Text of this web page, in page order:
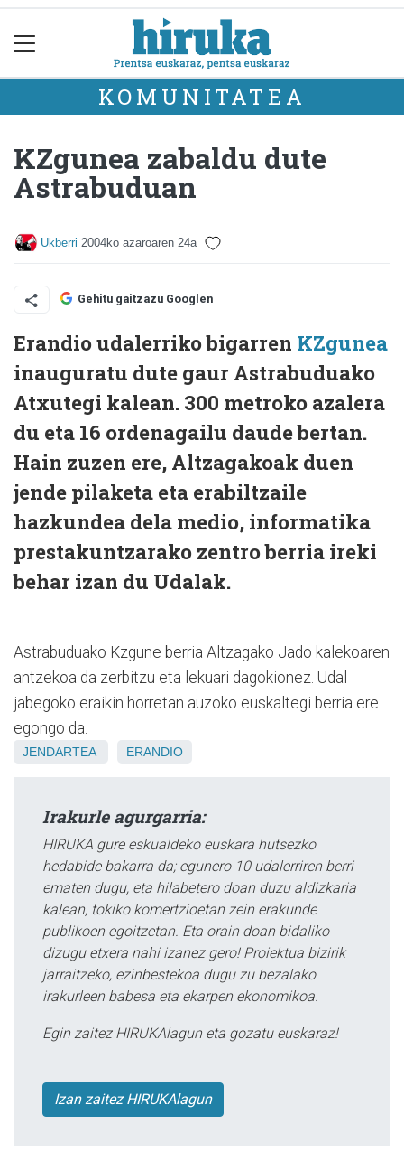
KOMUNITATEA
KZgunea zabaldu dute
Astrabuduan
Ukberri 2004ko azaroaren 24a
Gehitu gaitzazu Googlen
Erandio udalerriko bigarren KZgunea
inauguratu dute gaur Astrabuduako
Atxutegi kalean. 300 metroko azalera
du eta 16 ordenagailu daude bertan.
Hain zuzen ere, Altzagakoak duen
jende pilaketa eta erabiltzaile
hazkundea dela medio, informatika
prestakuntzarako zentro berria ireki
behar izan du Udalak.
Astrabuduako Kzgune berria Altzagako Jado kalekoaren
antzekoa da zerbitzu eta lekuari dagokionez. Udal
jabegoko eraikin horretan auzoko euskaltegi berria ere
egongo da.
JENDARTEA ERANDIO
Irakurle agurgarria:
HIRUKA gure eskualdeko euskara hutsezko
hedabide bakarra da; egunero 10 udalerriren berri
ematen dugu, eta hilabetero doan duzu aldizkaria
kalean, tokiko komertzioetan zein erakunde
publikoen egoitzetan. Eta orain doan bidaliko
dizugu etxera nahi izanez gero! Proiektua bizirik
jarraitzeko, ezinbestekoa dugu zu bezalako
irakurleen babesa eta ekarpen ekonomikoa.
Egin zaitez HIRUKAlagun eta gozatu euskaraz!
Izan zaitez HIRUKAlagun